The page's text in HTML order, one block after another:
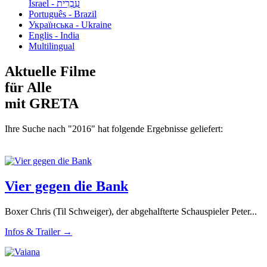
עִבְרִית - Israel
Português - Brazil
Українська - Ukraine
Englis - India
Multilingual
Aktuelle Filme
für Alle
mit GRETA
Ihre Suche nach "2016" hat folgende Ergebnisse geliefert:
Vier gegen die Bank
Boxer Chris (Til Schweiger), der abgehalfterte Schauspieler Peter...
Infos & Trailer →